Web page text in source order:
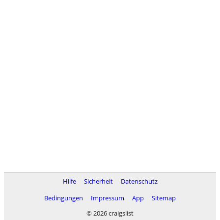
Hilfe Sicherheit
Datenschutz
Bedingungen
Impressum App
Sitemap
© 2026 craigslist